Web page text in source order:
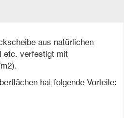
aus natürlichen
etc. verfestigt mit
hat folgende Vorteile: